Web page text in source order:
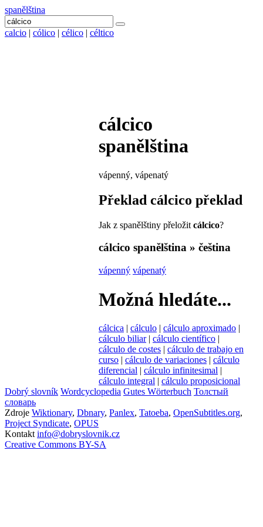
spanělština
calcio | cólico | célico | céltico
cálcico
spanělština
vápenný, vápenatý
Překlad cálcico překlad
Jak z spanělštiny přeložit cálcico?
cálcico spanělština » čeština
vápenný vápenatý
Možná hledáte...
cálcica | cálculo | cálculo aproximado |
cálculo biliar | cálculo científico |
cálculo de costes | cálculo de trabajo en
curso | cálculo de variaciones | cálculo
diferencial | cálculo infinitesimal |
cálculo integral | cálculo proposicional
Dobrý slovník Wordcyclopedia Gutes Wörterbuch Толстый
словарь
Zdroje Wiktionary, Dbnary, Panlex, Tatoeba, OpenSubtitles.org,
Project Syndicate, OPUS
Kontakt info@dobryslovnik.cz
Creative Commons BY-SA